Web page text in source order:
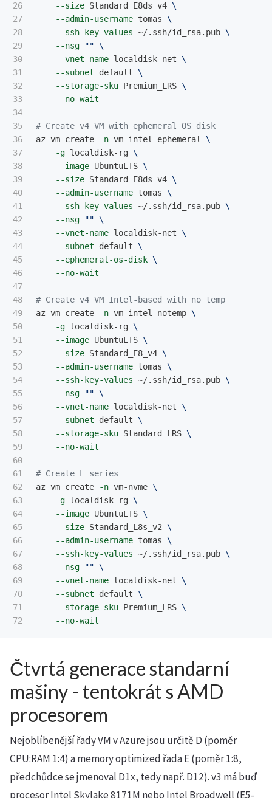
26
27
28
29
30
31
32
33
34
35
36
37
38
39
40
41
42
43
44
45
46
47
48
49
50
51
52
53
54
55
56
57
58
59
60
61
62
63
64
65
66
67
68
69
70
71
--size Standard_E8ds_v4 \
--admin-username tomas \
--ssh-key-values ~/.ssh/id_rsa.pub \
--nsg
"" \
--vnet-name localdisk-net \
--subnet default \
--storage-sku Premium_LRS \
--no-wait
# Create v4 VM with ephemeral OS disk
az vm create
-n vm-intel-ephemeral \
-g localdisk-rg \
--image UbuntuLTS \
--size Standard_E8ds_v4 \
--admin-username tomas \
--ssh-key-values ~/.ssh/id_rsa.pub \
--nsg
"" \
--vnet-name localdisk-net \
--subnet default \
--ephemeral-os-disk \
--no-wait
# Create v4 VM Intel-based with no temp
az vm create
-n vm-intel-notemp \
-g localdisk-rg \
--image UbuntuLTS \
--size Standard_E8_v4 \
--admin-username tomas \
--ssh-key-values ~/.ssh/id_rsa.pub \
--nsg
"" \
--vnet-name localdisk-net \
--subnet default \
--storage-sku Standard_LRS \
--no-wait
# Create L series
az vm create
-n vm-nvme \
-g localdisk-rg \
--image UbuntuLTS \
--size Standard_L8s_v2 \
--admin-username tomas \
--ssh-key-values ~/.ssh/id_rsa.pub \
--nsg
"" \
--vnet-name localdisk-net \
--subnet default \
--storage-sku Premium_LRS \
--no-wait
Čtvrtá generace standarní
mašiny - tentokrát s AMD
procesorem
Nejoblíbenější řady VM v Azure jsou určitě D (poměr
CPU:RAM 1:4) a memory optimized řada E (poměr 1:8,
předchůdce se jmenoval D1x, tedy např. D12). v3 má buď
procesor Intel Skylake 8171M nebo Intel Broadwell (E5-